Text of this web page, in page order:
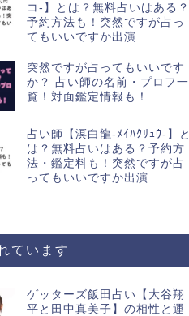
コ-】とは？無料占いはある？
予約方法も！突然ですが占っ
てもいいですか出演
突然ですが占ってもいいです
か？ 占い師の名前・プロフ一
覧！対面鑑定情報も！
占い師【溟白龍-ﾒｲﾊｸﾘｭｳ-】と
は？無料占いはある？予約方
法・鑑定料も！突然ですが占
ってもいいですか出演
ています
ゲッターズ飯田占い【大谷翔
平と田中真美子】の相性と運